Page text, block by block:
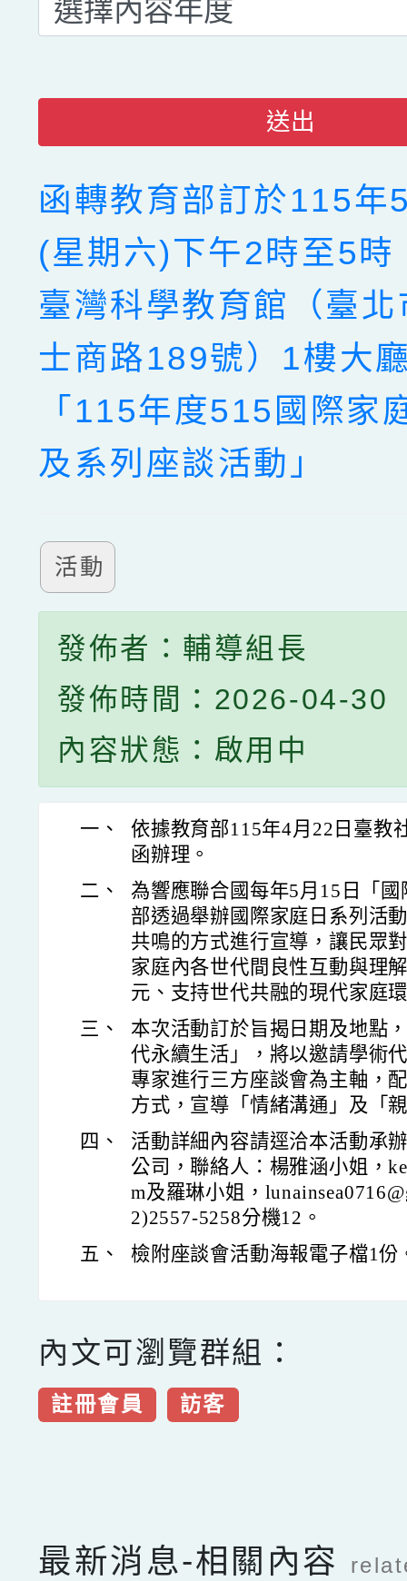
送出
函轉教育部訂於115年
(星期六)下午2時至5時
臺灣科學教育館（臺
士商路189號）1樓大
「115年度515國際家
及系列座談活動」
活動
發佈者：輔導組長
發佈時間：2026-04-30
內容狀態：啟用中
一、
依據教育部115年4月22日臺教
函辦理。
二、
為響應聯合國每年5月15日「
部透過舉辦國際家庭日系列活
共鳴的方式進行宣導，讓民眾
家庭內各世代間良性互動與理
元、支持世代共融的現代家庭
三、
本次活動訂於旨揭日期及地點
代永續生活」，將以邀請學術
專家進行三方座談會為主軸，
方式，宣導「情緒溝通」及「
四、
活動詳細內容請逕洽本活動承
公司，聯絡人：楊雅涵小姐，
m及羅琳小姐，
2)2557-5258分機12。
五、
檢附座談會活動海報電子檔1份
內文可瀏覽群組：
註冊會員 訪客
最新消息-相關內容